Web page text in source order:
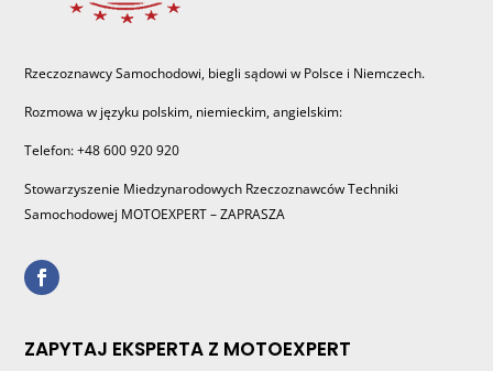
Rzeczoznawcy Samochodowi, biegli sądowi w Polsce i Niemczech.
Rozmowa w języku polskim, niemieckim, angielskim:
Telefon: +48 600 920 920
Stowarzyszenie Miedzynarodowych Rzeczoznawców Techniki
Samochodowej MOTOEXPERT – ZAPRASZA
ZAPYTAJ EKSPERTA Z MOTOEXPERT